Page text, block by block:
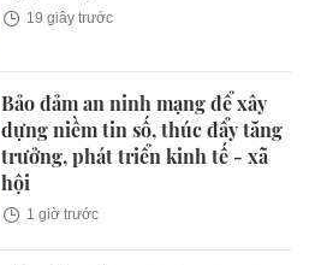
19 giây trước
Bảo đảm an ninh mạng để xây
dựng niềm tin số, thúc đẩy tăng
trưởng, phát triển kinh tế - xã
hội
1 giờ trước